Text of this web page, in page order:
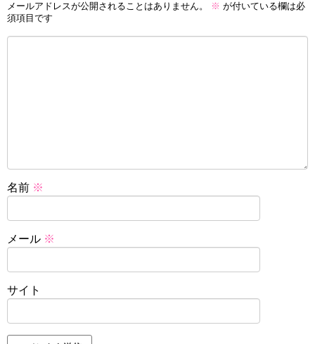
メールアドレスが公開されることはありません。 ※ が付いている欄は必
須項目です
名前 ※
メール ※
サイト